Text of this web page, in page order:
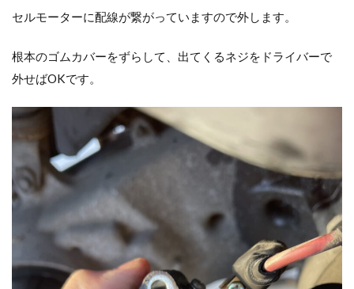
セルモーターに配線が繋がっていますので外します。
根本のゴムカバーをずらして、出てくるネジをドライバーで
外せばOKです。